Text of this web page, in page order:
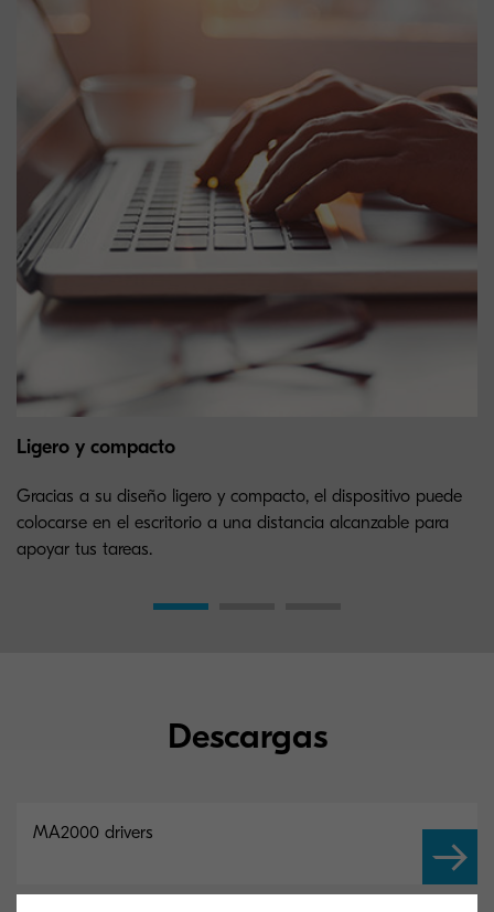
Ligero y compacto
Gracias a su diseño ligero y compacto, el dispositivo puede
colocarse en el escritorio a una distancia alcanzable para
apoyar tus tareas.
Descargas
MA2000 drivers